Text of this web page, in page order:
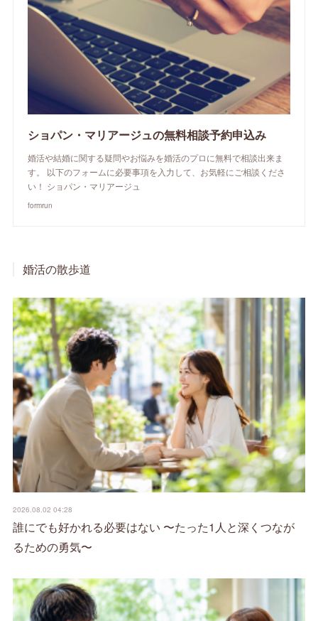
ショパン・マリアージュの無料相談予約申込み
婚活や結婚に関する疑問やお悩みを婚活のプロに無料で相談出来ま
す。 以下のフォームに必要事項を入力して、お気軽にご相談くださ
い！ ショパン・マリアージュ
formrun
婚活の散歩道
2026.08.02 04:28
誰にでも好かれる必要はない 〜たった1人と深くつなが
るための勇気〜